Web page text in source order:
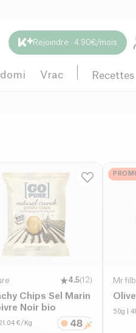
Rejoindre · 4.90€/mois
Vrac Recettes
4.5(12)
Chips Sel Marin
Noir bio
21.04 €/Kg
Mr
50g |